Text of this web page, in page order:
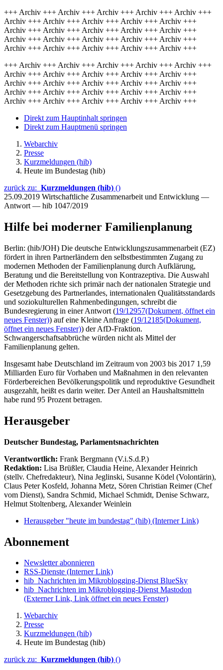
+++ Archiv +++ Archiv +++ Archiv +++ Archiv +++ Archiv +++
Archiv +++ Archiv +++ Archiv +++ Archiv +++ Archiv +++
Archiv +++ Archiv +++ Archiv +++ Archiv +++ Archiv +++
Archiv +++ Archiv +++ Archiv +++ Archiv +++ Archiv +++
Archiv +++ Archiv +++ Archiv +++ Archiv +++ Archiv +++
+++ Archiv +++ Archiv +++ Archiv +++ Archiv +++ Archiv +++
Archiv +++ Archiv +++ Archiv +++ Archiv +++ Archiv +++
Archiv +++ Archiv +++ Archiv +++ Archiv +++ Archiv +++
Archiv +++ Archiv +++ Archiv +++ Archiv +++ Archiv +++
Archiv +++ Archiv +++ Archiv +++ Archiv +++ Archiv +++
Direkt zum Hauptinhalt springen
Direkt zum Hauptmenü springen
Webarchiv
Presse
Kurzmeldungen (hib)
Heute im Bundestag (hib)
zurück zu: Kurzmeldungen (hib) ()
25.09.2019 Wirtschaftliche Zusammenarbeit und Entwicklung —
Antwort — hib 1047/2019
Hilfe bei moderner Familienplanung
Berlin: (hib/JOH) Die deutsche Entwicklungszusammenarbeit (EZ)
fördert in ihren Partnerländern den selbstbestimmten Zugang zu
modernen Methoden der Familienplanung durch Aufklärung,
Beratung und die Bereitstellung von Kontrazeptiva. Die Auswahl
der Methoden richte sich primär nach der nationalen Strategie und
Gesetzgebung des Partnerlandes, internationalen Qualitätsstandards
und soziokulturellen Rahmenbedingungen, schreibt die
Bundesregierung in einer Antwort (19/12957(Dokument, öffnet ein
neues Fenster)) auf eine Kleine Anfrage (19/12185(Dokument,
öffnet ein neues Fenster)) der AfD-Fraktion.
Schwangerschaftsabbrüche würden nicht als Mittel der
Familienplanung gelten.
Insgesamt habe Deutschland im Zeitraum von 2003 bis 2017 1,59
Milliarden Euro für Vorhaben und Maßnahmen in den relevanten
Förderbereichen Bevölkerungspolitik und reproduktive Gesundheit
ausgezahlt, heißt es darin weiter. Der Anteil an Haushaltsmitteln
habe rund 95 Prozent betragen.
Herausgeber
Deutscher Bundestag, Parlamentsnachrichten
Verantwortlich: Frank Bergmann (V.i.S.d.P.)
Redaktion: Lisa Brüßler, Claudia Heine, Alexander Heinrich
(stellv. Chefredakteur), Nina Jeglinski, Susanne Ködel (Volontärin),
Claus Peter Kosfeld, Johanna Metz, Sören Christian Reimer (Chef
vom Dienst), Sandra Schmid, Michael Schmidt, Denise Schwarz,
Helmut Stoltenberg, Alexander Weinlein
Herausgeber "heute im bundestag" (hib) (Interner Link)
Abonnement
Newsletter abonnieren
RSS-Dienste (Interner Link)
hib_Nachrichten im Mikroblogging-Dienst BlueSky
hib_Nachrichten im Mikroblogging-Dienst Mastodon
(Externer Link, Link öffnet ein neues Fenster)
Webarchiv
Presse
Kurzmeldungen (hib)
Heute im Bundestag (hib)
zurück zu: Kurzmeldungen (hib) ()